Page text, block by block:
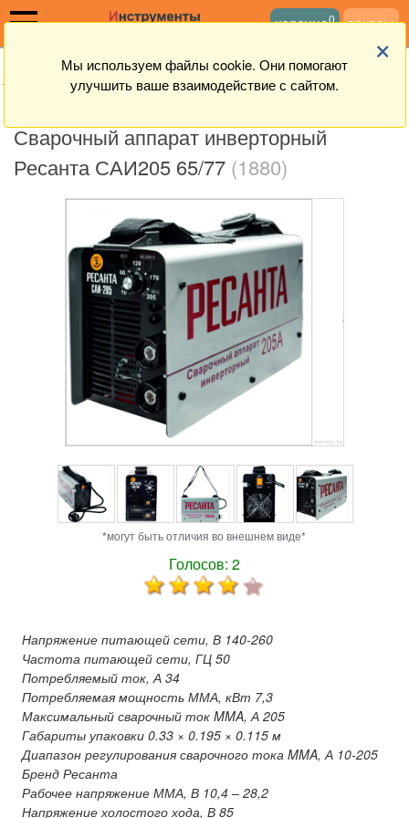
корзина0 заказы
Магазин→ Инструменты→ Сварочное оборудование
×
Мы используем файлы cookie. Они помогают
улучшить ваше взаимодействие с сайтом.
Сварочный аппарат инверторный
Ресанта САИ205 65/77 (1880)
*могут быть отличия во внешнем виде*
Голосов: 2
Напряжение питающей сети, В 140-260
Частота питающей сети, ГЦ 50
Потребляемый ток, А 34
Потребляемая мощность ММА, кВт 7,3
Максимальный сварочный ток MMA, А 205
Габариты упаковки 0.33 × 0.195 × 0.115 м
Диапазон регулирования сварочного тока MMA, А 10-205
Бренд Ресанта
Рабочее напряжение ММА, В 10,4 – 28,2
Напряжение холостого хода, В 85